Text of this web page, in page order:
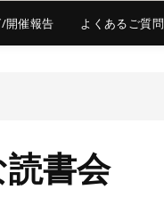
開催報告 よくあるご質問
読書会